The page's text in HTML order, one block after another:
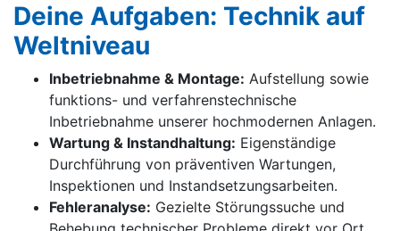
Deine Aufgaben: Technik auf
Weltniveau
Inbetriebnahme & Montage: Aufstellung sowie
funktions- und verfahrenstechnische
Inbetriebnahme unserer hochmodernen Anlagen.
Wartung & Instandhaltung: Eigenständige
Durchführung von präventiven Wartungen,
Inspektionen und Instandsetzungsarbeiten.
Fehleranalyse: Gezielte Störungssuche und